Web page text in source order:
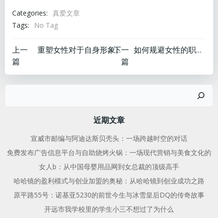
Categories: 真爱文章
Tags:
No Tag
文
章
上一
篇
重塑女性对于自身形象的认知
文
章
航
下一
篇
如何规避女性的职场陷阱
近期文章
宣威市邮编与阿迪达斯贝壳头：一场跨越时空的对话
免费发布广告信息平台与自助烧烤火锅：一场现代营销与美食文化的
女人b：从中国母婴用品网到女总裁的顶级高手
哈哈镜的盈利模式与创业加盟的奥秘：从哈哈镜到创业成功之路
原平路55号：诺基亚5230的前世今生与冰雪皇后DQ的传奇故事
开远市我学校里的学生小三不想过了为什么